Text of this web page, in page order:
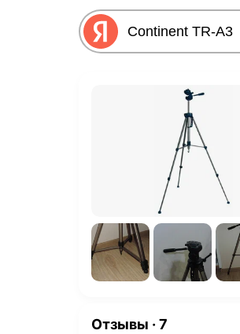
Отзывы · 7